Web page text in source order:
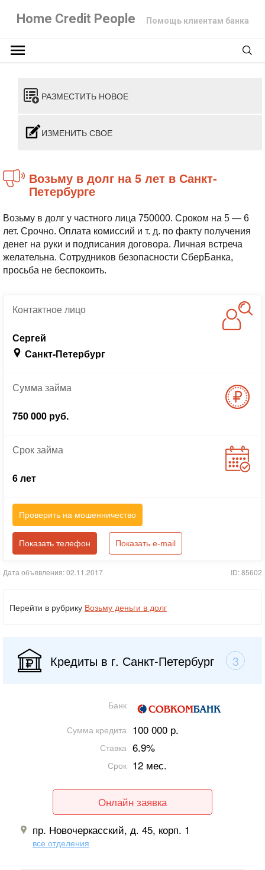
Home Credit People Помощь клиентам банка
РАЗМЕСТИТЬ НОВОЕ
ИЗМЕНИТЬ СВОЕ
Возьму в долг на 5 лет в Санкт-
Петербурге
Возьму в долг у частного лица 750000. Сроком на 5 — 6
лет. Срочно. Оплата комиссий и т. д. по факту получения
денег на руки и подписания договора. Личная встреча
желательна. Сотрудников безопасности СберБанка,
просьба не беспокоить.
Контактноелицо
Сергей
Санкт-Петербург
Суммазайма
750 000 руб.
Срокзайма
6 лет
Проверить на мошенничество
Показать телефон Показать e-mail
Дата объявления: 02.11.2017 ID: 85602
Перейти в рубрику Возьму деньги в долг
Кредиты в г. Санкт-Петербург 3
Банк
Сумма кредита 100 000 р.
Ставка 6.9%
Срок 12 мес.
Онлайн заявка
пр. Новочеркасский, д. 45, корп. 1
все отделения